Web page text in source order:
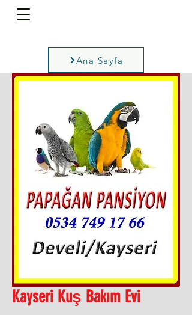
Ana Sayfa
Kayseri Kuş Bakım Evi